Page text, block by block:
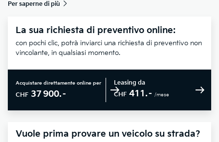
Per saperne di più
La sua richiesta di preventivo online:
con pochi clic, potrà inviarci una richiesta di preventivo non
vincolante, in qualsiasi momento.
Acquistare direttamente online per
CHF 37 900.–
Leasing da
CHF 411.– /mese
Vuole prima provare un veicolo su strada?